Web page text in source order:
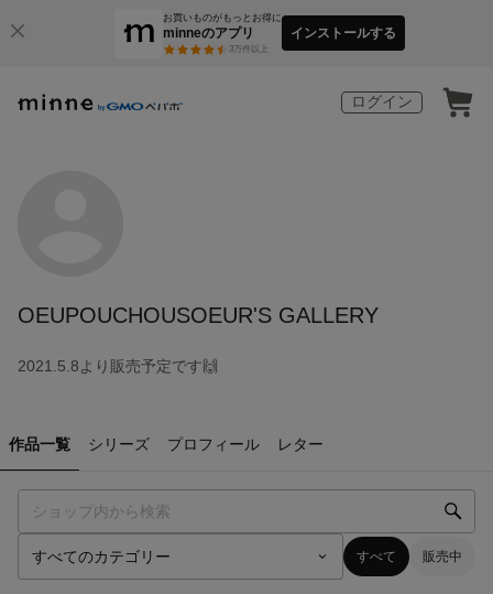
お買いものがもっとお得に
minneのアプリ
3万件以上
インストールする
ログイン
OEUPOUCHOUSOEUR'S GALLERY
2021.5.8より販売予定です🙌
作品一覧 シリーズ プロフィール レター
すべて 販売中